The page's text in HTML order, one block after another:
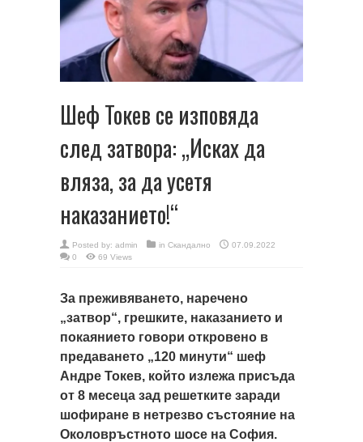
Шеф Токев се изповяда
след затвора: „Исках да
вляза, за да усетя
наказанието!“
Posted by: admin in Скандално
07.09.2022
0
69 Views
За преживяването, наречено
„затвор“, грешките, наказанието и
покаянието говори откровено в
предаването „120 минути“ шеф
Андре Токев, който излежа присъда
от 8 месеца зад решетките заради
шофиране в нетрезво състояние на
Околовръстното шосе на София.